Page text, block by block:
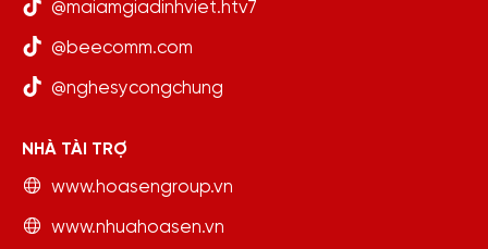
@maiamgiadinhviet.htv7
@beecomm.com
@nghesycongchung
NHÀ TÀI TRỢ
www.hoasengroup.vn
www.nhuahoasen.vn